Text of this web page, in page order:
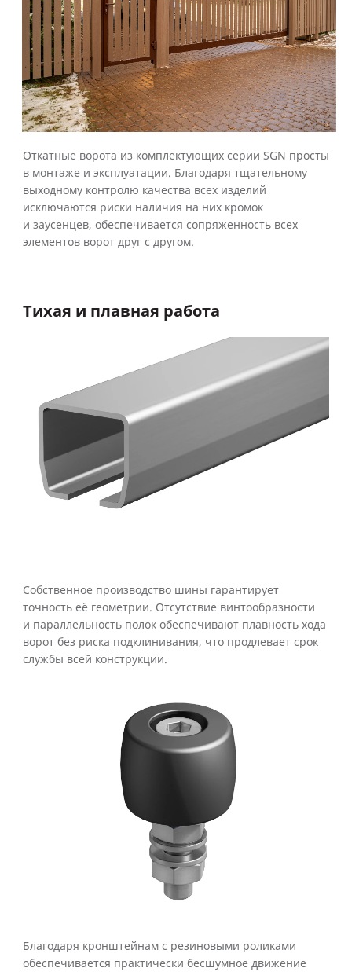
Откатные ворота из комплектующих серии SGN просты
в монтаже и эксплуатации. Благодаря тщательному
выходному контролю качества всех изделий
исключаются риски наличия на них кромок
и заусенцев, обеспечивается сопряженность всех
элементов ворот друг с другом.
Тихая и плавная работа
Собственное производство шины гарантирует
точность её геометрии. Отсутствие винтообразности
и параллельность полок обеспечивают плавность хода
ворот без риска подклинивания, что продлевает срок
службы всей конструкции.
Благодаря кронштейнам с резиновыми роликами
обеспечивается практически бесшумное движение